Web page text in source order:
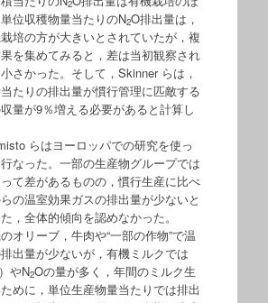
2
位収穫物量当たりのN2O排出量は，
培の方が大きいとされていたが，複
を集めてみると，差は当初観察され
さかった。そして，Skinner らは，
たりの排出量が慣行管理に匹敵する
量が9％増える必要があると計算し
らはヨーロッパでの研究を使っ
なった。一部の生産物グループでは
て差があるものの，慣行生産に比べ
の温室効果ガスの排出量が少ないと
，全体的傾向を認めなかった。
オリーブ，牛肉や“一部の作物”で温
出量が少ないが，有機ミルクでは
やN2Oの量が多く，年間のミルク生
めに，単位生産物量当たりでは排出